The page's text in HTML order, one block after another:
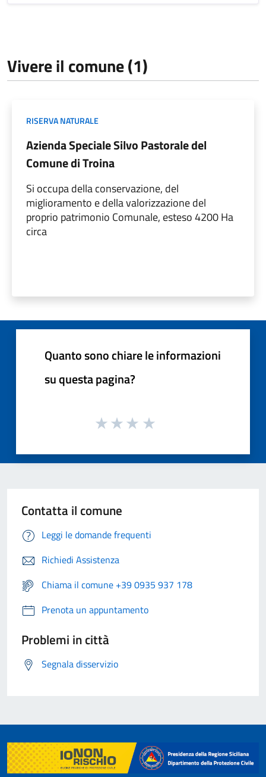
Vivere il comune (1)
RISERVA NATURALE
Azienda Speciale Silvo Pastorale del
Comune di Troina
Si occupa della conservazione, del
miglioramento e della valorizzazione del
proprio patrimonio Comunale, esteso 4200 Ha
circa
Quanto sono chiare le informazioni
su questa pagina?
Contatta il comune
Leggi le domande frequenti
Richiedi Assistenza
Chiama il comune +39 0935 937 178
Prenota un appuntamento
Problemi in città
Segnala disservizio